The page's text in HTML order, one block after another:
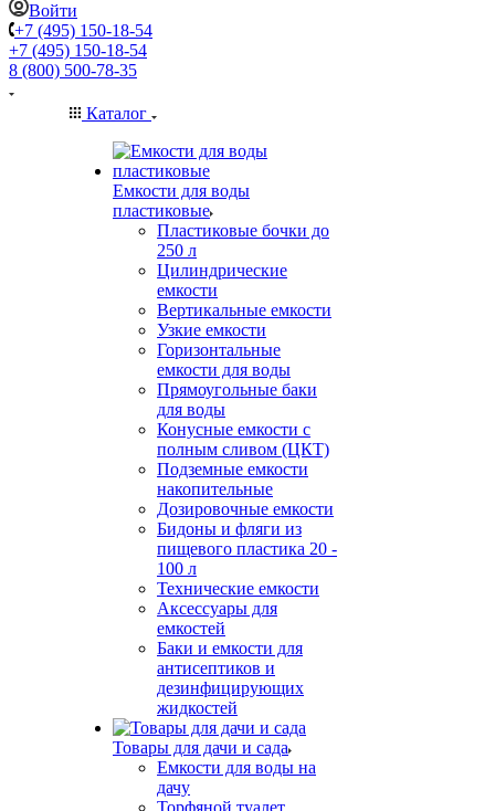
Войти
+7 (495) 150-18-54
+7 (495) 150-18-54
8 (800) 500-78-35
Каталог
Емкости для воды
пластиковые
Пластиковые бочки до
250 л
Цилиндрические
емкости
Вертикальные емкости
Узкие емкости
Горизонтальные
емкости для воды
Прямоугольные баки
для воды
Конусные емкости с
полным сливом (ЦКТ)
Подземные емкости
накопительные
Дозировочные емкости
Бидоны и фляги из
пищевого пластика 20 -
100 л
Технические емкости
Аксессуары для
емкостей
Баки и емкости для
антисептиков и
дезинфицирующих
жидкостей
Товары для дачи и сада
Емкости для воды на
дачу
Торфяной туалет